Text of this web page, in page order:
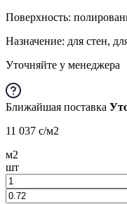
Поверхность:
Назначение: для стен,
Уточняйте у менеджера
Ближайшая поставка
11 037 c/м2
м2
шт